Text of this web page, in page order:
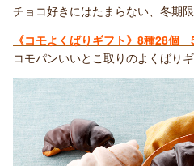
チョコ好きにはたまらない、冬期
《コモよくばりギフト》8種28個
コモパンいいとこ取りのよくばり